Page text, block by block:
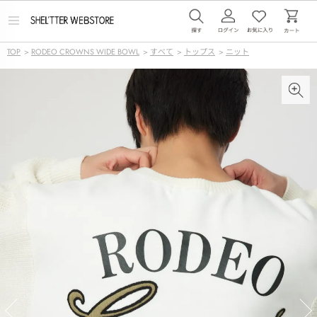
メ
ー
を
TOP > RODEO CROWNS WIDE BOWL > すべて > トップス > ニット